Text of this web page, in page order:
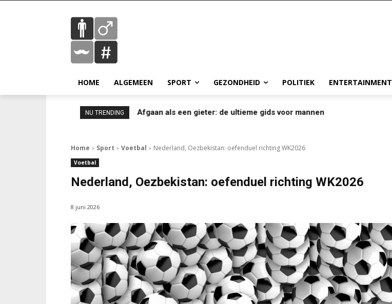
HOME ALGEMEEN SPORT GEZONDHEID POLITIEK ENTERTAINMENT
NU TRENDING Afgaan als een gieter: de ultieme gids voor mannen
Home Sport Voetbal Nederland, Oezbekistan: oefenduel richting WK2026
Voetbal
Nederland, Oezbekistan: oefenduel richting WK2026
8 juni 2026